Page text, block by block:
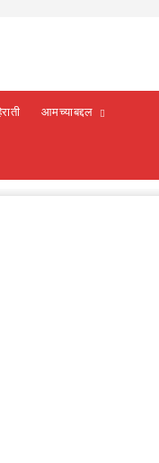
आमच्याबद्दल